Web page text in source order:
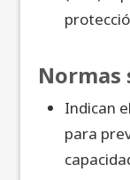
Normas
Indican
para